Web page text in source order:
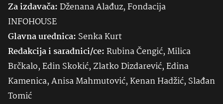
Za izdavača:Dženana Alađuz, Fondacija
INFOHOUSE
Glavna urednica: SenkaKurt
Redakcija i saradnici/ce:Rubina Čengić, Milica
Brčkalo, Edin Skokić, Zlatko Dizdarević, Edina
Kamenica, Anisa Mahmutović, Kenan Hadžić, Slađan
Tomić